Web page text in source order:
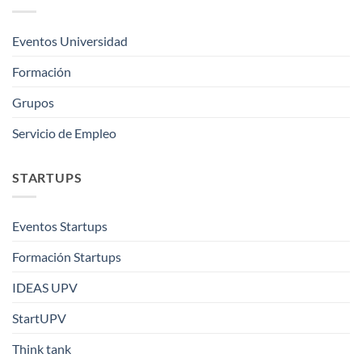
Eventos Universidad
Formación
Grupos
Servicio de Empleo
STARTUPS
Eventos Startups
Formación Startups
IDEAS UPV
StartUPV
Think tank